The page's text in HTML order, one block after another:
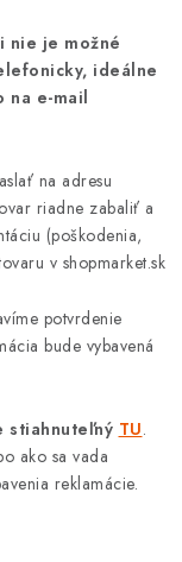
nie je možné
ideálne
na e-mail
na adresu
riadne zabaliť a
(poškodenia,
v shopmarket.sk
potvrdenie
bude vybavená
stiahnuteľný TU.
ako sa vada
reklamácie.